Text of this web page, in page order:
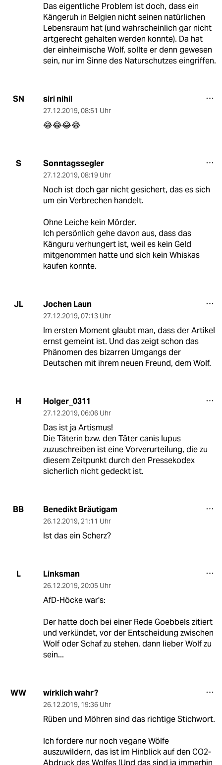
Das eigentliche Problem ist doch, dass ein
Kängeruh in Belgien nicht seinen natürlichen
Lebensraum hat (und wahrscheinlich gar nicht
artgerecht gehalten werden konnte). Da hat
der einheimische Wolf, sollte er denn gewesen
sein, nur im Sinne des Naturschutzes eingriffen.
SN siri nihil
27.12.2019, 08:51 Uhr
😂😂😂😂
S Sonntagssegler
27.12.2019, 08:19 Uhr
Noch ist doch gar nicht gesichert, das es sich
um ein Verbrechen handelt.
Ohne Leiche kein Mörder.
Ich persönlich gehe davon aus, dass das
Känguru verhungert ist, weil es kein Geld
mitgenommen hatte und sich kein Whiskas
kaufen konnte.
JL Jochen Laun
27.12.2019, 07:13 Uhr
Im ersten Moment glaubt man, dass der Artikel
ernst gemeint ist. Und das zeigt schon das
Phänomen des bizarren Umgangs der
Deutschen mit ihrem neuen Freund, dem Wolf.
H Holger_0311
27.12.2019, 06:06 Uhr
Das ist ja Artismus!
Die Täterin bzw. den Täter canis lupus
zuzuschreiben ist eine Vorverurteilung, die zu
diesem Zeitpunkt durch den Pressekodex
sicherlich nicht gedeckt ist.
BB Benedikt Bräutigam
26.12.2019, 21:11 Uhr
Ist das ein Scherz?
L Linksman
26.12.2019, 20:05 Uhr
AfD-Höcke war's:
Der hatte doch bei einer Rede Goebbels zitiert
und verkündet, vor der Entscheidung zwischen
Wolf oder Schaf zu stehen, dann lieber Wolf zu
sein...
WW wirklich wahr?
26.12.2019, 19:36 Uhr
Rüben und Möhren sind das richtige Stichwort.
Ich fordere nur noch vegane Wölfe
auszuwildern, das ist im Hinblick auf den CO2-
Abdruck des Wolfes (Und das sind ja immerhin